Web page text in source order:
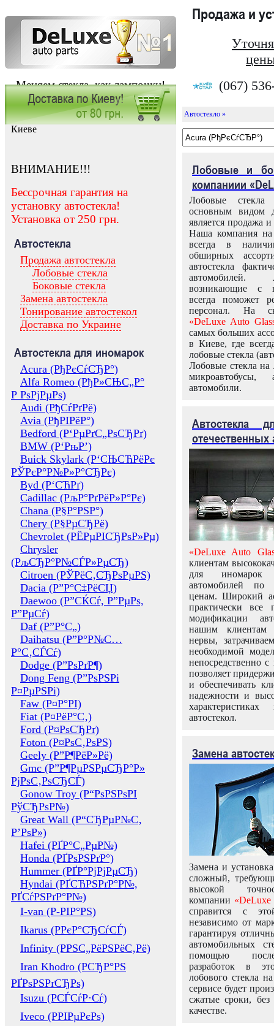
Меняем стекла, как лампочки!
Продажа и
(067)
Заказать установку автостекла в
Киеве
ВНИМАНИЕ!!!
Бессрочная гарантия на
установку автостекла!
Установка от 250 грн.
Автостекла
Продажа автостекла
Лобовые стекла
Боковые стекла
Замена автостекла
Тонирование автостекол
Доставка по Украине
Автостекла для иномарок
Acura (РђРєСѓСЂР°)
Alfa Romeo (РђР»СЊС„Р°
Р РѕРјРµРѕ)
Audi (РђСѓРґРё)
Avia (РђРІРёР°)
Bedford (Р‘РµРґС„РѕСЂРґ)
BMW (Р‘РњР’)
Buick Skylark (Р‘СЊСЋРёРє
РЎРєР°Р№Р»Р°СЂРє)
Byd (Р‘СЋРґ)
Cadillac (РљР°РґРёР»Р°Рє)
Chana (Р§Р°РЅР°)
Chery (Р§РµСЂРё)
Chevrolet (РЁРµРІСЂРѕР»Рµ)
Chrysler
(РљСЂР°Р№СЃР»РµСЂ)
Citroen (РЎРёС‚СЂРѕРµРЅ)
Dacia (Р”Р°С‡РёСЏ)
Daewoo (Р”СЌСѓ, Р”РµРѕ,
Р”РµСѓ)
Daf (Р”Р°С„)
Daihatsu (Р”Р°Р№С…
Р°С‚СЃСѓ)
Dodge (Р”РѕРґР¶)
Dong Feng (Р”РѕРЅРі
Р¤РµРЅРі)
Faw (Р¤Р°РІ)
Fiat (Р¤РёР°С‚)
Ford (Р¤РѕСЂРґ)
Foton (Р¤РѕС‚РѕРЅ)
Geely (Р”Р¶РёР»Рё)
Gmc (Р”Р¶РµРЅРµСЂР°Р»
РјРѕС‚РѕСЂСЃ)
Gonow Troy (Р“РѕРЅРѕРІ
РўСЂРѕР№)
Great Wall (Р“СЂРµР№С‚
Р’РѕР»)
Hafei (РҐР°С„РµР№)
Honda (РҐРѕРЅРґР°)
Hummer (РҐР°РјРјРµСЂ)
Hyndai (РҐСЋРЅРґР°Р№,
РҐСѓРЅРґР°Р№)
I-van (Р-РІР°РЅ)
Ikarus (РРєР°СЂСѓСЃ)
Infinity (РРЅС„РёРЅРёС‚Рё)
Iran Khodro (РСЂР°РЅ
РҐРѕРЅРґСЂРѕ)
Isuzu (РСЃСѓР·Сѓ)
Iveco (РРІРµРєРѕ)
Автостекло »
Лобовые и
компаниии
Лобовые
основным видом
является продажа и
Наша компания на
всегда в
обширных
автостекла
возникающие с
всегда поможет
персонал. На
«DeLuxe Auto
самых больших
в Киеве, где
лобовые стекла
Лобовые стекла на
микроавтобусы,
автомобили.
Автостекла
отечественных
«DeLuxe Auto
клиентам
для иномарок
автомобилей
ценам. Широкий
практически все
модификации
нашим клиентам
нервы,
необходимой
непосредственно
позволяет
и обеспечивать
надежности и
автостекол.
Замена
Замена и
сложный,
высокой
компании «DeLuxe
справится с
независимо от
гарантируя
автомобильных
помощью
разработок в
лобового стекла
сервисе будет
сжатые сроки,
качестве.